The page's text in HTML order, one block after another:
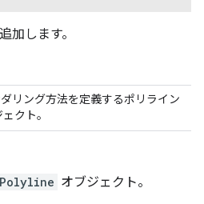
加します。
リング方法を定義するポリライン
クト。
Polyline オブジェクト。